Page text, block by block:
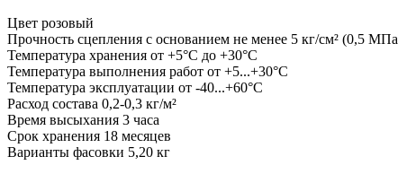
Цвет розовый
Прочность сцепления с основанием не менее 5 кг/см² (0,5
Температура хранения от +5°С до +30°С
Температура выполнения работ от +5...+30°С
Температура эксплуатации от -40...+60°С
Расход состава 0,2-0,3 кг/м²
Время высыхания 3 часа
Срок хранения 18 месяцев
Варианты фасовки 5,20 кг